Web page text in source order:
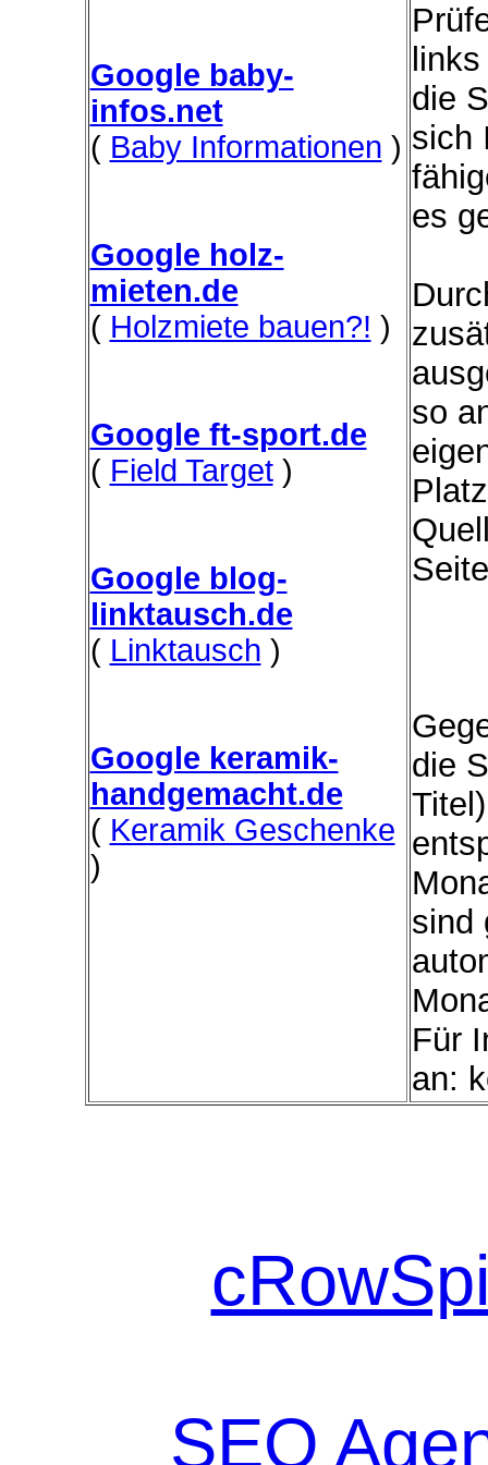
Google baby-
infos.net
( Baby Informationen )
Google holz-
mieten.de
( Holzmiete bauen?! )
Google ft-sport.de
( Field Target)
Google blog-
linktausch.de
( Linktausch )
Google keramik-
handgemacht.de
( Keramik Geschenke
)
die
sich
es
so
die
sind
Für
an:
SEO